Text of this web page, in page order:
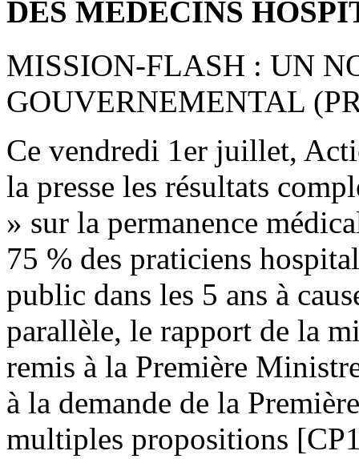
DES MEDECINS
MISSION-FLASH : UN
GOUVERNEMENTAL
Ce vendredi 1er juillet,
la presse les résultats
» sur la permanence
75 % des praticiens
public dans les 5 ans à
parallèle, le rapport de la
remis à la Première
à la demande de la
multiples propositions